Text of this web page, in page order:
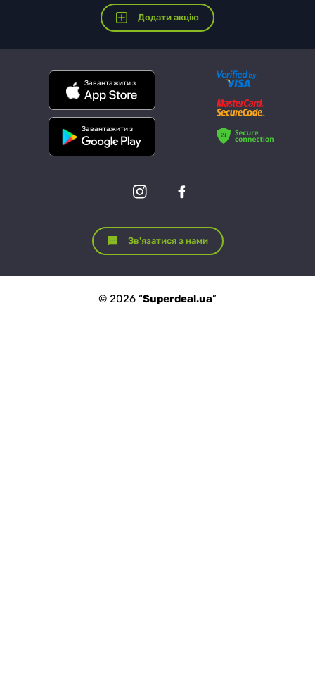
Додати акцію
Завантажити з
Завантажити з
Зв'язатися з нами
© 2026 “Superdeal.ua”